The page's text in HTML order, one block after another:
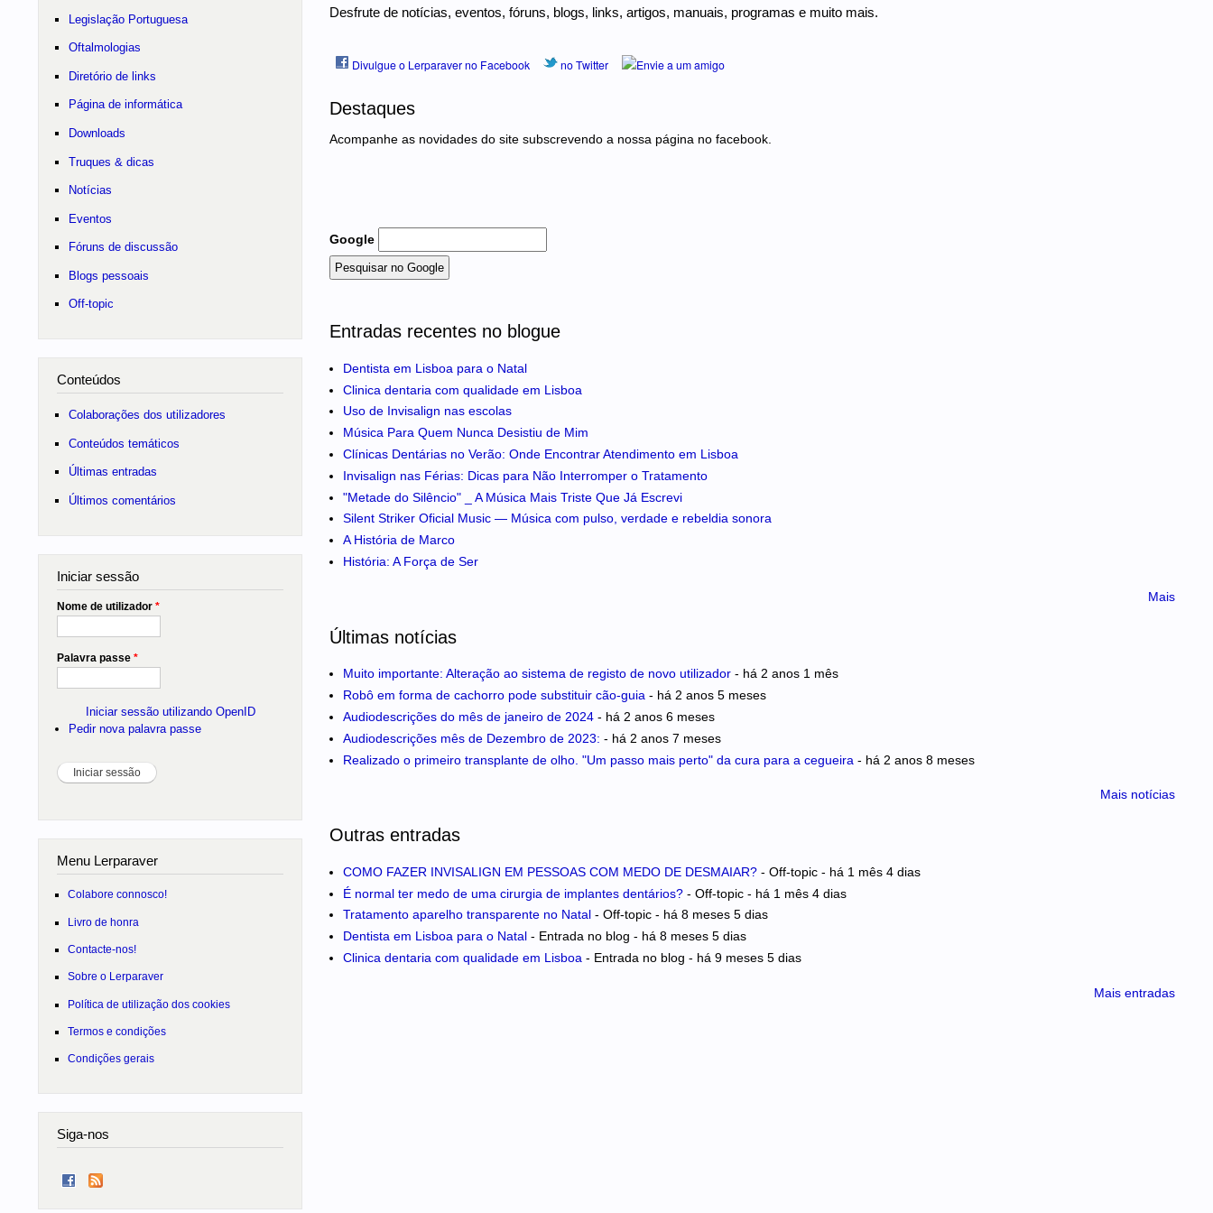
Desfrute de notícias, eventos, fóruns, blogs, links, artigos, manuais, programas e muito mais.
Divulgue o Lerparaver no Facebook no Twitter Envie a um amigo
Destaques
Acompanhe as novidades do site subscrevendo a nossa página no facebook.
Google
Entradas recentes no blogue
Dentista em Lisboa para o Natal
Clinica dentaria com qualidade em Lisboa
Uso de Invisalign nas escolas
Música Para Quem Nunca Desistiu de Mim
Clínicas Dentárias no Verão: Onde Encontrar Atendimento em Lisboa
Invisalign nas Férias: Dicas para Não Interromper o Tratamento
"Metade do Silêncio" _ A Música Mais Triste Que Já Escrevi
Silent Striker Oficial Music — Música com pulso, verdade e rebeldia sonora
A História de Marco
História: A Força de Ser
Mais
Últimas notícias
Muito importante: Alteração ao sistema de registo de novo utilizador - há 2 anos 1 mês
Robô em forma de cachorro pode substituir cão-guia - há 2 anos 5 meses
Audiodescrições do mês de janeiro de 2024 - há 2 anos 6 meses
Audiodescrições mês de Dezembro de 2023: - há 2 anos 7 meses
Realizado o primeiro transplante de olho. "Um passo mais perto" da cura para a cegueira - há 2 anos 8 meses
Mais notícias
Outras entradas
COMO FAZER INVISALIGN EM PESSOAS COM MEDO DE DESMAIAR? - Off-topic - há 1 mês 4 dias
É normal ter medo de uma cirurgia de implantes dentários? - Off-topic - há 1 mês 4 dias
Tratamento aparelho transparente no Natal - Off-topic - há 8 meses 5 dias
Dentista em Lisboa para o Natal - Entrada no blog - há 8 meses 5 dias
Clinica dentaria com qualidade em Lisboa - Entrada no blog - há 9 meses 5 dias
Mais entradas
Legislação Portuguesa
Oftalmologias
Diretório de links
Página de informática
Downloads
Truques & dicas
Notícias
Eventos
Fóruns de discussão
Blogs pessoais
Off-topic
Conteúdos
Colaborações dos utilizadores
Conteúdos temáticos
Últimas entradas
Últimos comentários
Iniciar sessão
Nome de utilizador *
Palavra passe *
Iniciar sessão utilizando OpenID
Pedir nova palavra passe
Menu Lerparaver
Colabore connosco!
Livro de honra
Contacte-nos!
Sobre o Lerparaver
Política de utilização dos cookies
Termos e condições
Condições gerais
Siga-nos